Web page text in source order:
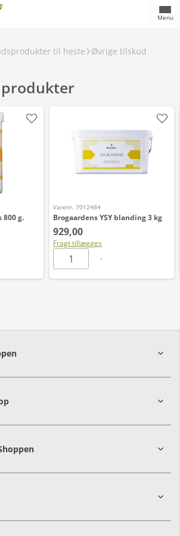
Menu
til heste Øvrige tilskud
800 g.
Varenr. 7012484
Brogaardens YSY blanding 3 kg
929,00
Fragt tillægges